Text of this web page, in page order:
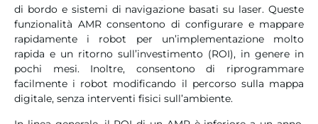
di bordo e sistemi di navigazione basati su laser. Queste
funzionalità AMR consentono di configurare e mappare
rapidamente i robot per un’implementazione molto
rapida e un ritorno sull’investimento (ROI), in genere in
pochi mesi. Inoltre, consentono di riprogrammare
facilmente i robot modificando il percorso sulla mappa
digitale, senza interventi fisici sull’ambiente.